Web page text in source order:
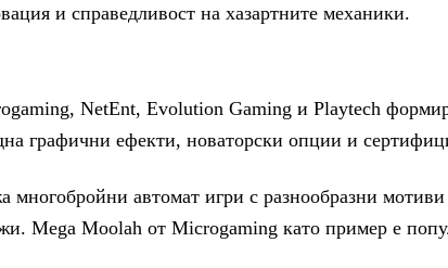
и справедливост на хазартните механики.
NetEnt, Evolution Gaming и Playtech
графични ефекти, новаторски опции и
многобройни автомат игри с разнообразни
Mega Moolah от Microgaming като пример е